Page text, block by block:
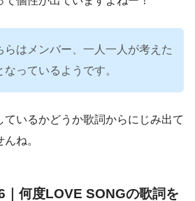
らはメンバー、一人一人が考えた
っているようです。
ているかどうか歌詞からにじみ出て
ね。
｜何度LOVE SONGの歌詞を